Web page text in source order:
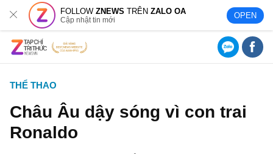
FOLLOWZNEWS TRÊNZALO OA
Cập nhật tin mới OPEN
THỂ THAO
Châu Âu dậy sóng vì con trai
Ronaldo